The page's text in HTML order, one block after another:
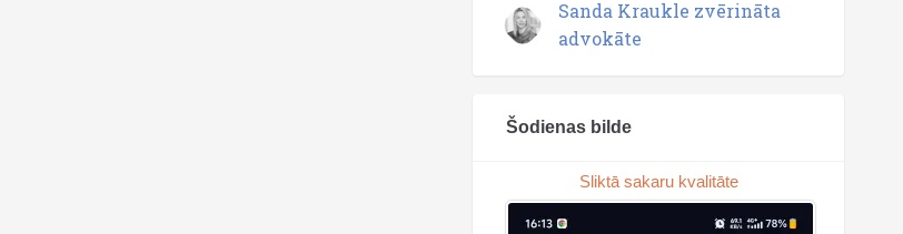
Sanda Kraukle zvērināta
advokāte
Šodienas bilde
Sliktā sakaru kvalitāte